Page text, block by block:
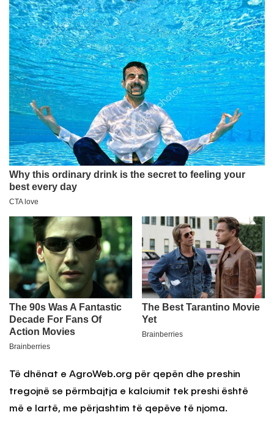
Të dhënat e AgroWeb.org për qepën dhe preshin
tregojnë se përmbajtja e kalciumit tek preshi është
më e lartë, me përjashtim të qepëve të njoma.